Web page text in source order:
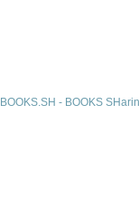
BOOKS.SH - BOOKS